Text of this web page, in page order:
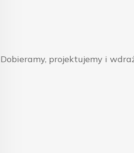
Dobieramy, projektujemy i